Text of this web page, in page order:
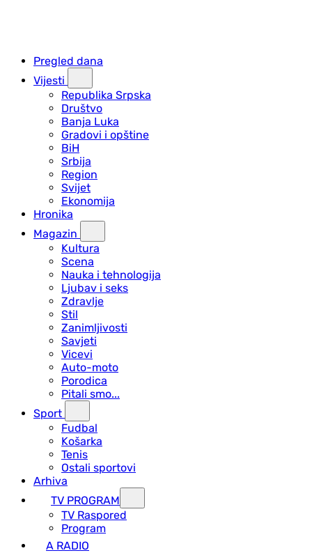
Pregled dana
Vijesti
Republika Srpska
Društvo
Banja Luka
Gradovi i opštine
BiH
Srbija
Region
Svijet
Ekonomija
Hronika
Magazin
Kultura
Scena
Nauka i tehnologija
Ljubav i seks
Zdravlje
Stil
Zanimljivosti
Savjeti
Vicevi
Auto-moto
Porodica
Pitali smo...
Sport
Fudbal
Košarka
Tenis
Ostali sportovi
Arhiva
TV PROGRAM
ТV Raspored
Program
A RADIO